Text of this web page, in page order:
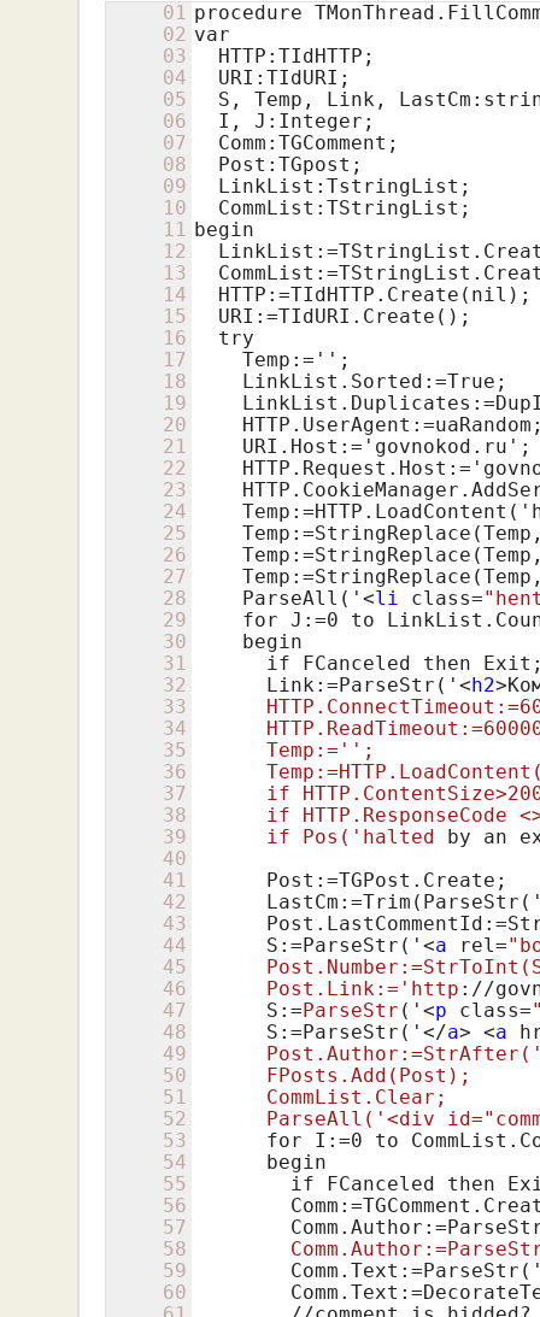
01
02
03
04
05
06
07
08
09
10
11
12
13
14
15
16
17
18
19
20
21
22
23
24
25
26
27
28
29
30
31
32
33
34
35
36
37
38
39
40
41
42
43
44
45
46
47
48
49
50
51
52
53
54
55
56
57
58
59
60
procedure
var
  HTTP:TIdHTTP;
  URI:TIdURI;
S, Temp, Link,
  I, J:Integer;
  Comm:TGComment;
  Post:TGpost;
  LinkList:TstringList;
  CommList:TStringList;
begin
  HTTP:=TIdHTTP.Create(nil);
  URI:=TIdURI.Create();
  try
    Temp:='';
    LinkList.Sorted:=True;
    URI.Host:='govnokod.ru';
    ParseAll('
<li class=
for J:=0 to
    begin
if FCanceled then
      Link:=ParseStr('
< h2>
      Temp:='
';
if
if HTTP.ResponseCode
      if Pos('
halted by an
      Post:=TGPost.Create;
      S:=ParseStr('
<a rel=
      Post.Link:='
http ://
S:= ParseStr ('<p class=
      S:=ParseStr('
</a> <a
      FPosts.Add(Post);
      CommList.Clear;
      ParseAll('<div id="
for I:=0 to
      begin
if FCanceled then